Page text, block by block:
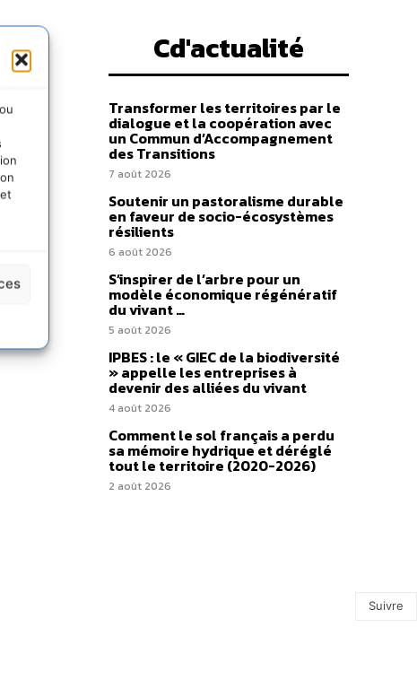
Cd'actualité
Transformer les territoires par le
dialogue et la coopération avec
un Commun d’Accompagnement
des Transitions
7 août 2026
Soutenir un pastoralisme durable
en faveur de socio-écosystèmes
résilients
6 août 2026
S’inspirer de l’arbre pour un
modèle économique régénératif
du vivant …
5 août 2026
IPBES : le « GIEC de la biodiversité
» appelle les entreprises à
devenir des alliées du vivant
4 août 2026
Comment le sol français a perdu
sa mémoire hydrique et déréglé
tout le territoire (2020-2026)
2 août 2026
Suivre